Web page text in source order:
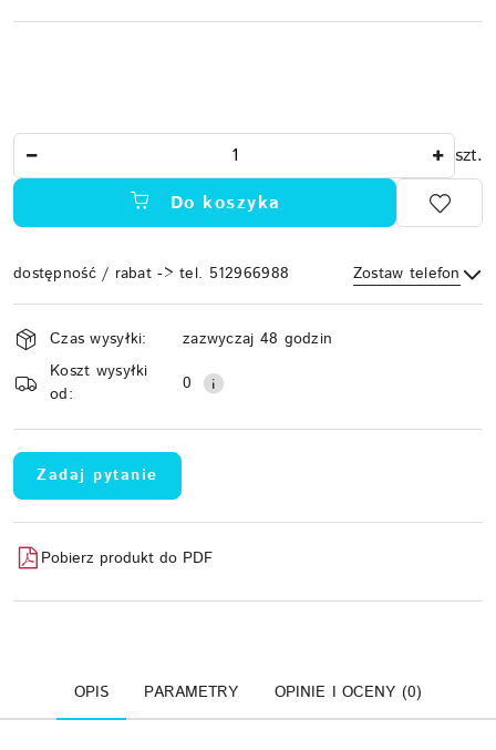
szt.
Do koszyka
dostępność / rabat -> tel. 512966988 Zostaw telefon
Wyślij
Dostępność
i
dostawa
Czas wysyłki:
zazwyczaj 48 godzin
Koszt wysyłki
od:
0
Zadaj pytanie
Pobierz produkt do PDF
OPIS PARAMETRY OPINIE I OCENY (0)